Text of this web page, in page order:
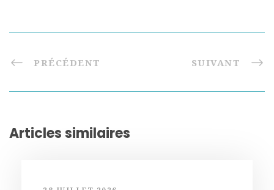
PRÉCÉDENT SUIVANT
Articles similaires